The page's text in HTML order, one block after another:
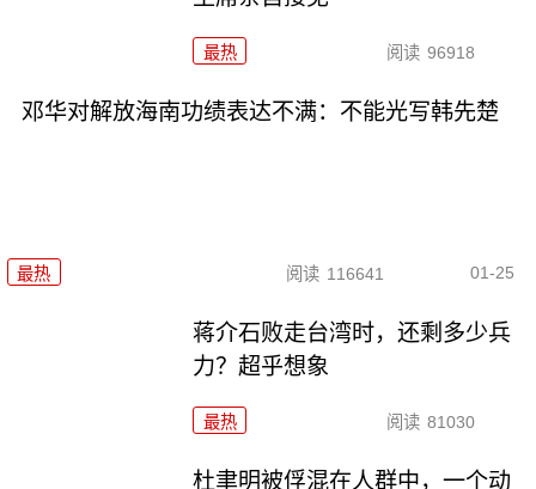
最热 阅读 96918
邓华对解放海南功绩表达不满：不能光写韩先楚
最热 阅读 116641 01-25
蒋介石败走台湾时，还剩多少兵
力？超乎想象
最热 阅读 81030
杜聿明被俘混在人群中，一个动